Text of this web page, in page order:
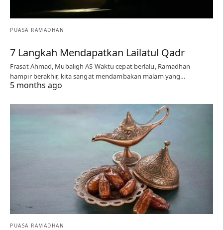
PUASA RAMADHAN
7 Langkah Mendapatkan Lailatul Qadr
Frasat Ahmad, Mubaligh AS Waktu cepat berlalu, Ramadhan
hampir berakhir, kita sangat mendambakan malam yang…
5 months ago
PUASA RAMADHAN